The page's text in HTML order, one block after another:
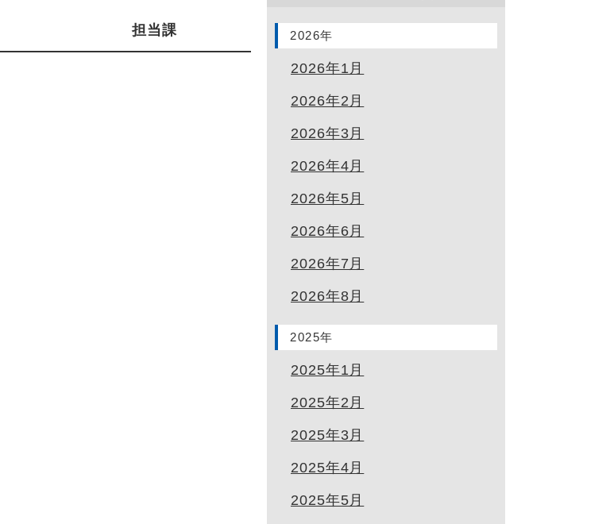
担当課 2026年
2026年1月
2026年2月
2026年3月
2026年4月
2026年5月
2026年6月
2026年7月
2026年8月
2025年
2025年1月
2025年2月
2025年3月
2025年4月
2025年5月